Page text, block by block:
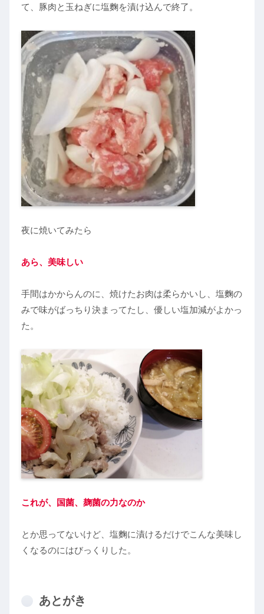
て、豚肉と玉ねぎに塩麴を漬け込んで終了。
夜に焼いてみたら
あら、美味しい
手間はかからんのに、焼けたお肉は柔らかいし、塩麴の
みで味がばっちり決まってたし、優しい塩加減がよかっ
た。
これが、国菌、麹菌の力なのか
とか思ってないけど、塩麴に漬けるだけでこんな美味し
くなるのにはびっくりした。
あとがき